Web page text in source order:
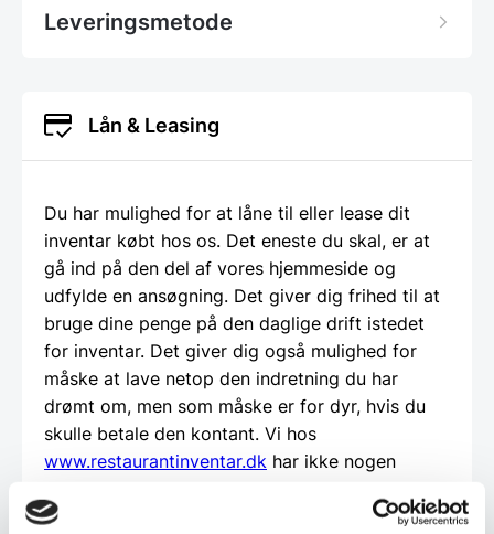
Leveringsmetode
Lån & Leasing
Du har mulighed for at låne til eller lease dit
inventar købt hos os. Det eneste du skal, er at
gå ind på den del af vores hjemmeside og
udfylde en ansøgning. Det giver dig frihed til at
bruge dine penge på den daglige drift istedet
for inventar. Det giver dig også mulighed for
måske at lave netop den indretning du har
drømt om, men som måske er for dyr, hvis du
skulle betale den kontant. Vi hos
www.restaurantinventar.dk har ikke nogen
over vi finder det en god service. Og al